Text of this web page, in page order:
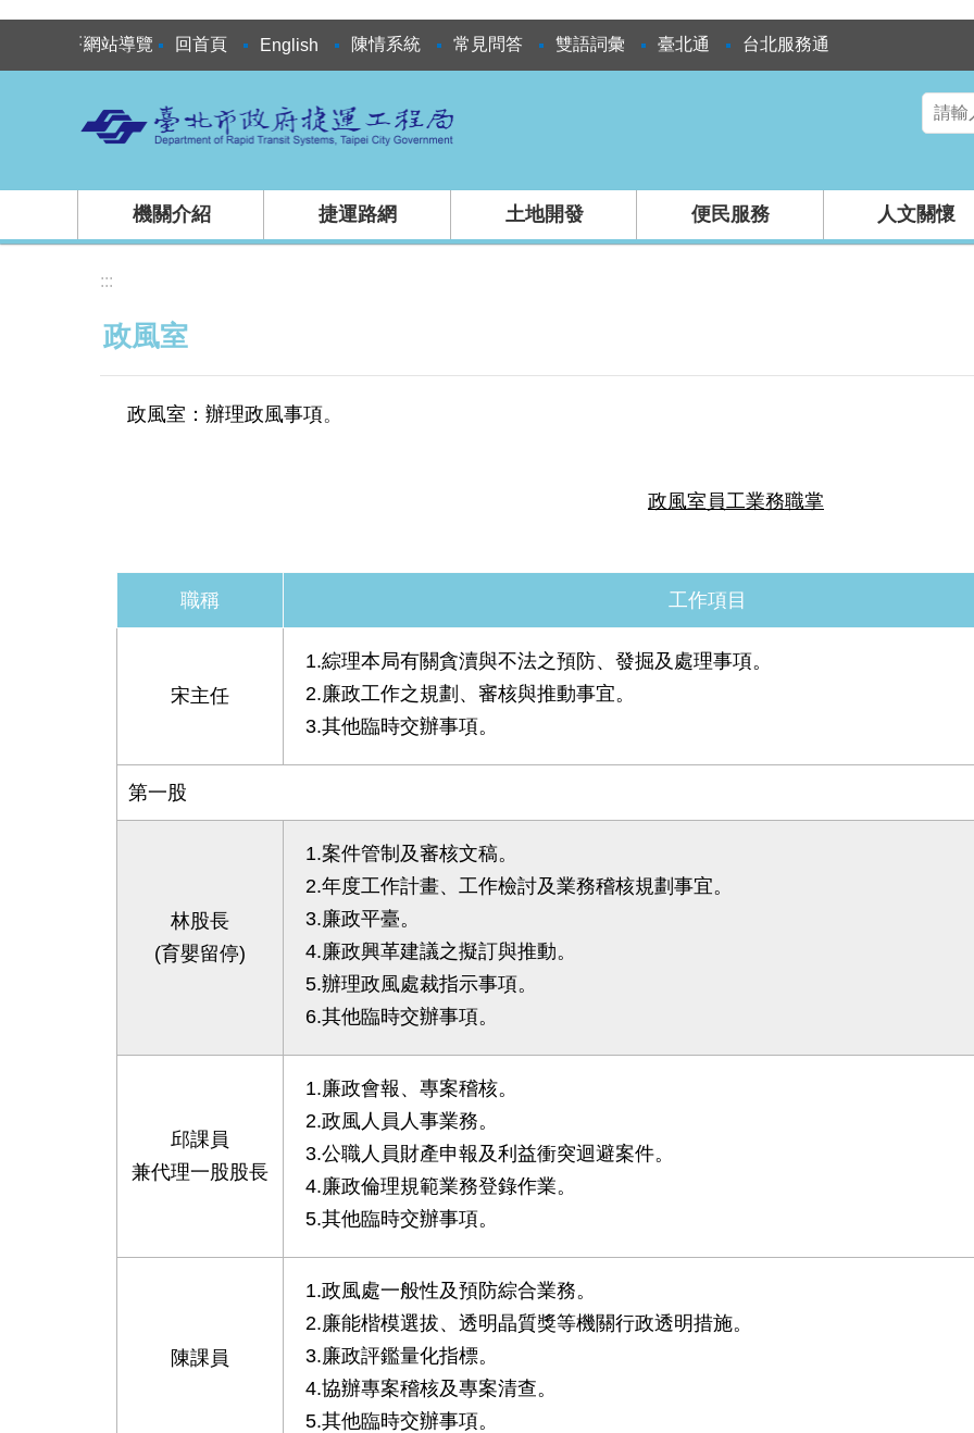
跳到主要內容區塊
:::網站導覽 回首頁 English 陳情系統 常見問答 雙語詞彙 臺北通 台北服務通
機關介紹 捷運路網 土地開發 便民服務 人文關懷
:::
政風室
政風室：辦理政風事項。
政風室員工業務職掌
職稱 工作項目
宋主任
1.綜理本局有關貪瀆與不法之預防、發掘及處理事項。
2.廉政工作之規劃、審核與推動事宜。
3.其他臨時交辦事項。
第一股
林股長
(育嬰留停)
1.案件管制及審核文稿。
2.年度工作計畫、工作檢討及業務稽核規劃事宜。
3.廉政平臺。
4.廉政興革建議之擬訂與推動。
5.辦理政風處裁指示事項。
6.其他臨時交辦事項。
邱課員
兼代理一股股長
1.廉政會報、專案稽核。
2.政風人員人事業務。
3.公職人員財產申報及利益衝突迴避案件。
4.廉政倫理規範業務登錄作業。
5.其他臨時交辦事項。
陳課員
1.政風處一般性及預防綜合業務。
2.廉能楷模選拔、透明晶質獎等機關行政透明措施。
3.廉政評鑑量化指標。
4.協辦專案稽核及專案清查。
5.其他臨時交辦事項。